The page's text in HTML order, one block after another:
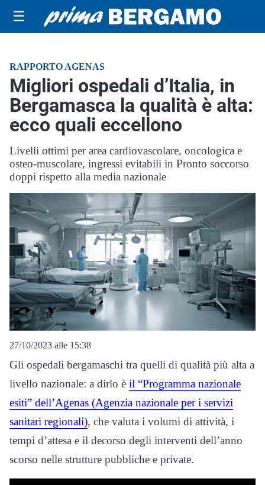
☰
RAPPORTO AGENAS
Migliori ospedali d’Italia, in
Bergamasca la qualità è alta:
ecco quali eccellono
Livelli ottimi per area cardiovascolare, oncologica e
osteo-muscolare, ingressi evitabili in Pronto soccorso
doppi rispetto alla media nazionale
27/10/2023 alle 15:38
Gli ospedali bergamaschi tra quelli di qualità più alta a
livello nazionale: a dirlo è il “Programma nazionale
esiti” dell’Agenas (Agenzia nazionale per i servizi
sanitari regionali), che valuta i volumi di attività, i
tempi d’attesa e il decorso degli interventi dell’anno
scorso nelle strutture pubbliche e private.